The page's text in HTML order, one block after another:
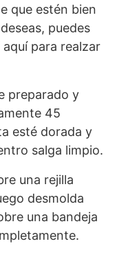
que estén bien
puedes
para realzar
preparado y
45
esté dorada y
salga limpio.
una rejilla
desmolda
una bandeja